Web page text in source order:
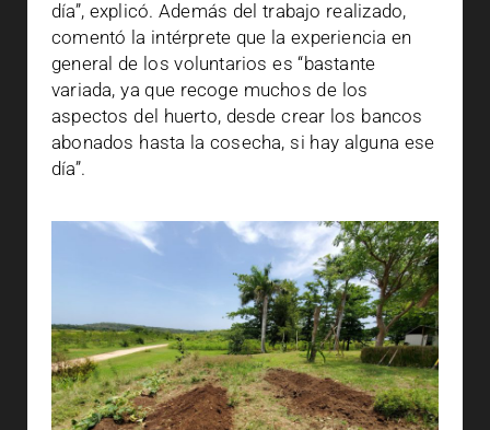
día”, explicó. Además del trabajo realizado,
comentó la intérprete que la experiencia en
general de los voluntarios es “bastante
variada, ya que recoge muchos de los
aspectos del huerto, desde crear los bancos
abonados hasta la cosecha, si hay alguna ese
día”.